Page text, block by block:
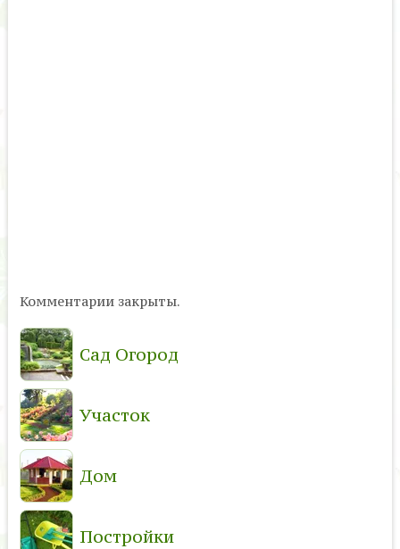
Комментарии закрыты.
Сад Огород
Участок
Дом
Постройки